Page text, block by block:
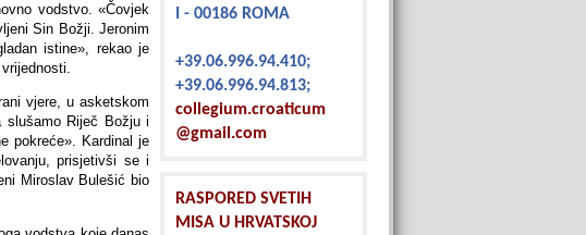
vodstvo. «Čovjek
Sin Božji. Jeronim
istine», rekao je
vjere, u asketskom
Riječ Božju i
pokreće». Kardinal je
prisjetivši se i
Miroslav Bulešić bio
I - 00186 ROMA
+39.06.996.94.410;
+39.06.996.94.813;
collegium.croaticum
@gmail.com
RASPORED SVETIH
MISA U HRVATSKOJ